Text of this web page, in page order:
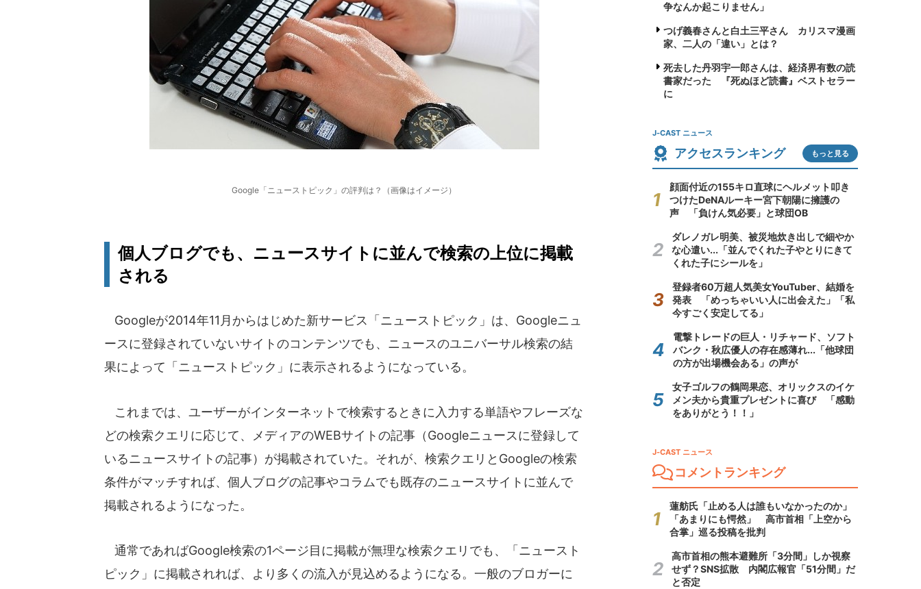
Google「ニューストピック」の評判は？（画像はイメージ）
個人ブログでも、ニュースサイトに並んで検索の上位に掲載
される
Googleが2014年11月からはじめた新サービス「ニューストピック」は、Googleニュ
ースに登録されていないサイトのコンテンツでも、ニュースのユニバーサル検索の結
果によって「ニューストピック」に表示されるようになっている。
これまでは、ユーザーがインターネットで検索するときに入力する単語やフレーズな
どの検索クエリに応じて、メディアのWEBサイトの記事（Googleニュースに登録して
いるニュースサイトの記事）が掲載されていた。それが、検索クエリとGoogleの検索
条件がマッチすれば、個人ブログの記事やコラムでも既存のニュースサイトに並んで
掲載されるようになった。
通常であればGoogle検索の1ページ目に掲載が無理な検索クエリでも、「ニュースト
ピック」に掲載されれば、より多くの流入が見込めるようになる。一般のブロガーに
争なんか起こりません」
つげ義春さんと白土三平さん カリスマ漫画
家、二人の「違い」とは？
死去した丹羽宇一郎さんは、経済界有数の読
書家だった 『死ぬほど読書』ベストセラー
に
J-CAST ニュース
アクセスランキング もっと見る
顔面付近の155キロ直球にヘルメット叩き
つけたDeNAルーキー宮下朝陽に擁護の
声 「負けん気必要」と球団OB
ダレノガレ明美、被災地炊き出しで細やか
な心遣い...「並んでくれた子やとりにきて
くれた子にシールを」
登録者60万超人気美女YouTuber、結婚を
発表 「めっちゃいい人に出会えた」「私
今すごく安定してる」
電撃トレードの巨人・リチャード、ソフト
バンク・秋広優人の存在感薄れ...「他球団
の方が出場機会ある」の声が
女子ゴルフの鶴岡果恋、オリックスのイケ
メン夫から貴重プレゼントに喜び 「感動
をありがとう！！」
J-CAST ニュース
コメントランキング
蓮舫氏「止める人は誰もいなかったのか」
「あまりにも愕然」 高市首相「上空から
合掌」巡る投稿を批判
高市首相の熊本避難所「3分間」しか視察
せず？SNS拡散 内閣広報官「51分間」だ
と否定